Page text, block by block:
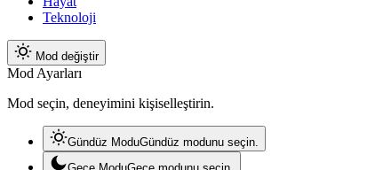
Teknoloji
Mod değiştir
Mod Ayarları
Mod seçin, deneyimini kişiselleştirin.
Gündüz ModuGündüz modunu seçin.